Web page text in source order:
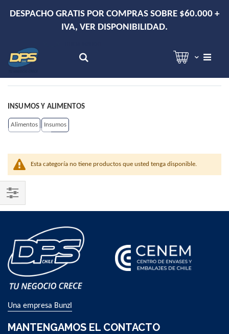
DESPACHO GRATIS POR COMPRAS SOBRE $60.000 +
IVA, VER DISPONIBILIDAD.
Hola!
Esta categoría no tiene productos que usted tenga disponible.
INSUMOS Y ALIMENTOS
Alimentos Insumos
Shop
Una empresa Bunzl
MANTENGAMOS EL CONTACTO